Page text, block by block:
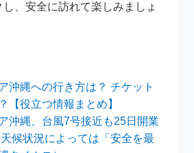
、安全に訪れて楽しみましょ
沖縄への行き方は？ チケット
【役立つ情報まとめ】
沖縄、台風7号接近も25日開業
候状況によっては「安全を最